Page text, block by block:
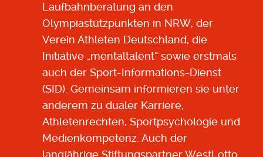
Laufbahnberatung an den
Olympiastützpunkten in NRW, der
Verein Athleten Deutschland, die
Initiative „mentaltalent“ sowie erstmals
auch der Sport-Informations-Dienst
(SID). Gemeinsam informieren sie unter
anderem zu dualer Karriere,
Athletenrechten, Sportpsychologie und
Medienkompetenz. Auch der